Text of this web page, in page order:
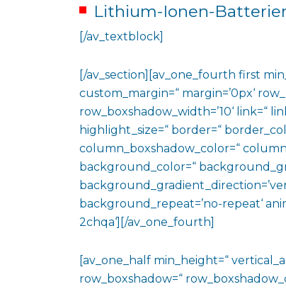
Lithium-Ionen-
[/av_textblock]
[/av_section][av_one_fourth first
custom_margin=“ margin=’0px‘
row_boxshadow_width=’10‘ link=“
highlight_size=“ border=“
column_boxshadow_color=“
background_color=“
background_repeat=’no-repeat‘
2chqa‘][/av_one_fourth]
[av_one_half min_height=“
row_boxshadow=“